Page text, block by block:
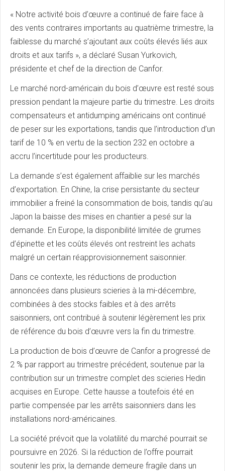
« Notre activité bois d’œuvre a continué de faire face à
des vents contraires importants au quatrième trimestre, la
faiblesse du marché s’ajoutant aux coûts élevés liés aux
droits et aux tarifs », a déclaré Susan Yurkovich,
présidente et chef de la direction de Canfor.
Le marché nord-américain du bois d’œuvre est resté sous
pression pendant la majeure partie du trimestre. Les droits
compensateurs et antidumping américains ont continué
de peser sur les exportations, tandis que l’introduction d’un
tarif de 10 % en vertu de la section 232 en octobre a
accru l’incertitude pour les producteurs.
La demande s’est également affaiblie sur les marchés
d’exportation. En Chine, la crise persistante du secteur
immobilier a freiné la consommation de bois, tandis qu’au
Japon la baisse des mises en chantier a pesé sur la
demande. En Europe, la disponibilité limitée de grumes
d’épinette et les coûts élevés ont restreint les achats
malgré un certain réapprovisionnement saisonnier.
Dans ce contexte, les réductions de production
annoncées dans plusieurs scieries à la mi-décembre,
combinées à des stocks faibles et à des arrêts
saisonniers, ont contribué à soutenir légèrement les prix
de référence du bois d’œuvre vers la fin du trimestre.
La production de bois d’œuvre de Canfor a progressé de
2 % par rapport au trimestre précédent, soutenue par la
contribution sur un trimestre complet des scieries Hedin
acquises en Europe. Cette hausse a toutefois été en
partie compensée par les arrêts saisonniers dans les
installations nord-américaines.
La société prévoit que la volatilité du marché pourrait se
poursuivre en 2026. Si la réduction de l’offre pourrait
soutenir les prix, la demande demeure fragile dans un